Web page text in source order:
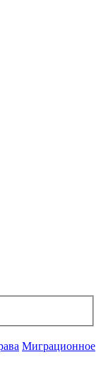
Миграционное